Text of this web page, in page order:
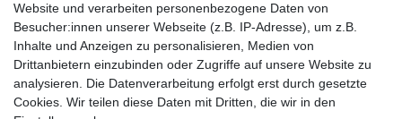
Rechtliche Informationen
Widerrufsrecht
Widerrufsformular
Datenschutzerklärung
Website und verarbeiten personenbezogene Daten von
Besucher:innen unserer Webseite (z.B. IP-Adresse), um z.B.
Inhalte und Anzeigen zu personalisieren, Medien von
Drittanbietern einzubinden oder Zugriffe auf unsere Website zu
analysieren. Die Datenverarbeitung erfolgt erst durch gesetzte
Cookies. Wir teilen diese Daten mit Dritten, die wir in den